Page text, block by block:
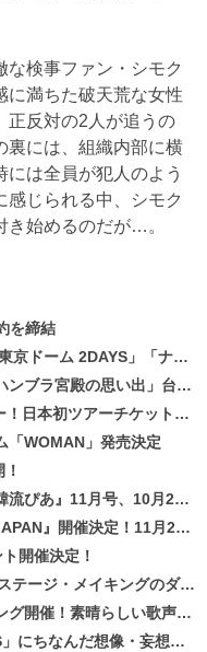
な検事ファン・シモク
に満ちた破天荒な女性
正反対の2人が追うの
裏には、組織内部に横
は全員が犯人のよう
感じられる中、シモク
き始めるのだが…。
を締結
セラドーム1DAY」2019年ドームツアー開催決定！！
の思い出」台本読み現場を公開
チケットが早くもプレミア化！？
「WOMAN」発売決定
月号、10月22日（月）発売！
月21、22日にパシフィコ横浜にて実施
開催決定！
ングのダイジェスト映像が公開！
らしい歌声に癒される贅沢な時間
想像・妄想企画がスタート！